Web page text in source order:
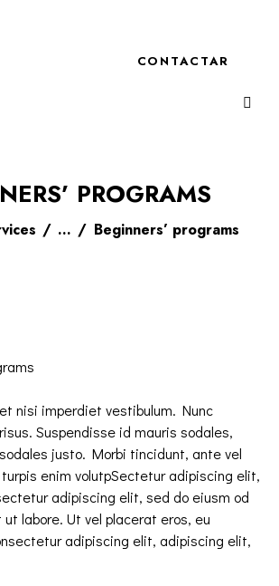
CONTACTAR
PROGRAMS
... Beginners’ programs
nisi imperdiet vestibulum. Nunc
Suspendisse id mauris sodales,
justo. Morbi tincidunt, ante vel
enim volutpSectetur adipiscing elit,
adipiscing elit, sed do eiusm od
labore. Ut vel placerat eros, eu
adipiscing elit, adipiscing elit,